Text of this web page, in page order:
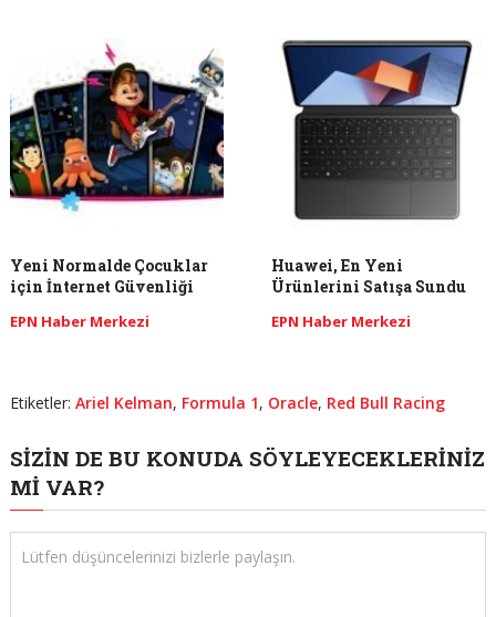
Yeni Normalde Çocuklar
için İnternet Güvenliği
EPN Haber Merkezi
Huawei, En Yeni
Ürünlerini Satışa Sundu
EPN Haber Merkezi
Etiketler: Ariel Kelman, Formula 1, Oracle, Red Bull Racing
SIZIN DE BU KONUDA SÖYLEYECEKLERINIZ
MI VAR?